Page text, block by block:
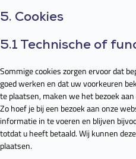
5. Cookies
5.1 Technische of
Sommige cookies zorgen ervoor dat
goed werken en dat uw voorkeuren
te plaatsen, maken we het bezoek
Zo hoef je bij een bezoek aan onze
informatie in te voeren en blijven
totdat u heeft betaald. Wij kunnen
plaatsen.